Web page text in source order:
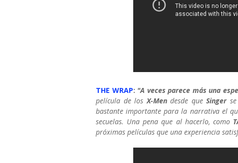
THE WRAP: "A veces parece más una
película de losX-Mendesde queSingerse
bastante importante para la narrativa el
secuelas. Una pena que al hacerlo, como
próximas películas que una experiencia